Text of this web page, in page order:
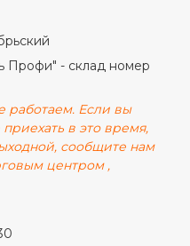
Профи" - склад номер
работаем. Если вы
в это время,
сообщите нам
центром ,